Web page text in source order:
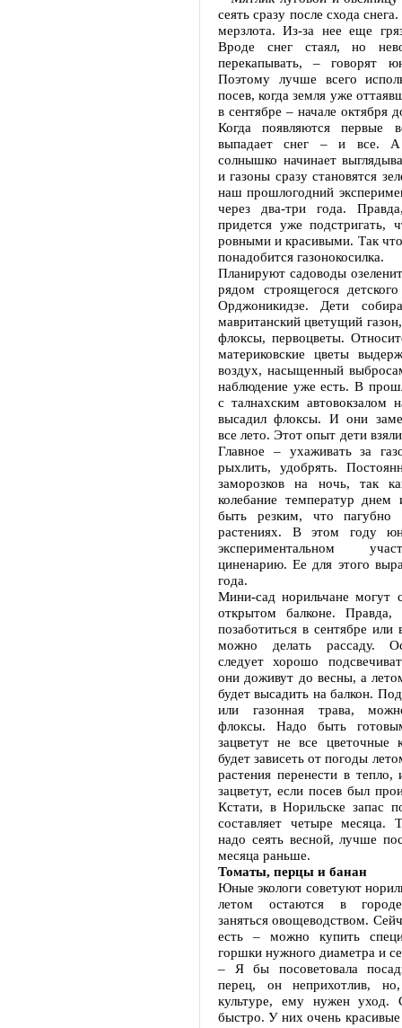
сеять сразу после схода
мерзлота. Из-за нее еще
Вроде снег стаял, но
перекапывать, – говорят
Поэтому лучше всего
посев, когда земля уже
в сентябре – начале октября
Когда появляются первые
выпадает снег – и все. А
солнышко начинает
и газоны сразу становятся
наш прошлогодний
через два-три года.
придется уже подстригать,
ровными и красивыми. Так
понадобится газонокосилка.
Планируют садоводы
рядом строящегося
Орджоникидзе. Дети
мавританский цветущий
флоксы, первоцветы.
материковские цветы
воздух, насыщенный
наблюдение уже есть. В
с талнахским автовокзалом
высадил флоксы. И они
все лето. Этот опыт дети
Главное – ухаживать за
рыхлить, удобрять.
заморозков на ночь, так
колебание температур
быть резким, что пагубно
растениях. В этом году
экспериментальном
циненарию. Ее для этого
года.
Мини-сад норильчане могут
открытом балконе.
позаботиться в сентябре или
можно делать рассаду.
следует хорошо
они доживут до весны, а
будет высадить на балкон.
или газонная трава,
флоксы. Надо быть
зацветут не все цветочные
будет зависеть от погоды
растения перенести в
зацветут, если посев был
Кстати, в Норильске запас
составляет четыре месяца.
надо сеять весной, лучше
месяца раньше.
Томаты, перцы и банан
Юные экологи советуют
летом остаются в
заняться овощеводством.
есть – можно купить
горшки нужного диаметра и
– Я бы посоветовала
перец, он неприхотлив,
культуре, ему нужен уход.
быстро. У них очень красивые